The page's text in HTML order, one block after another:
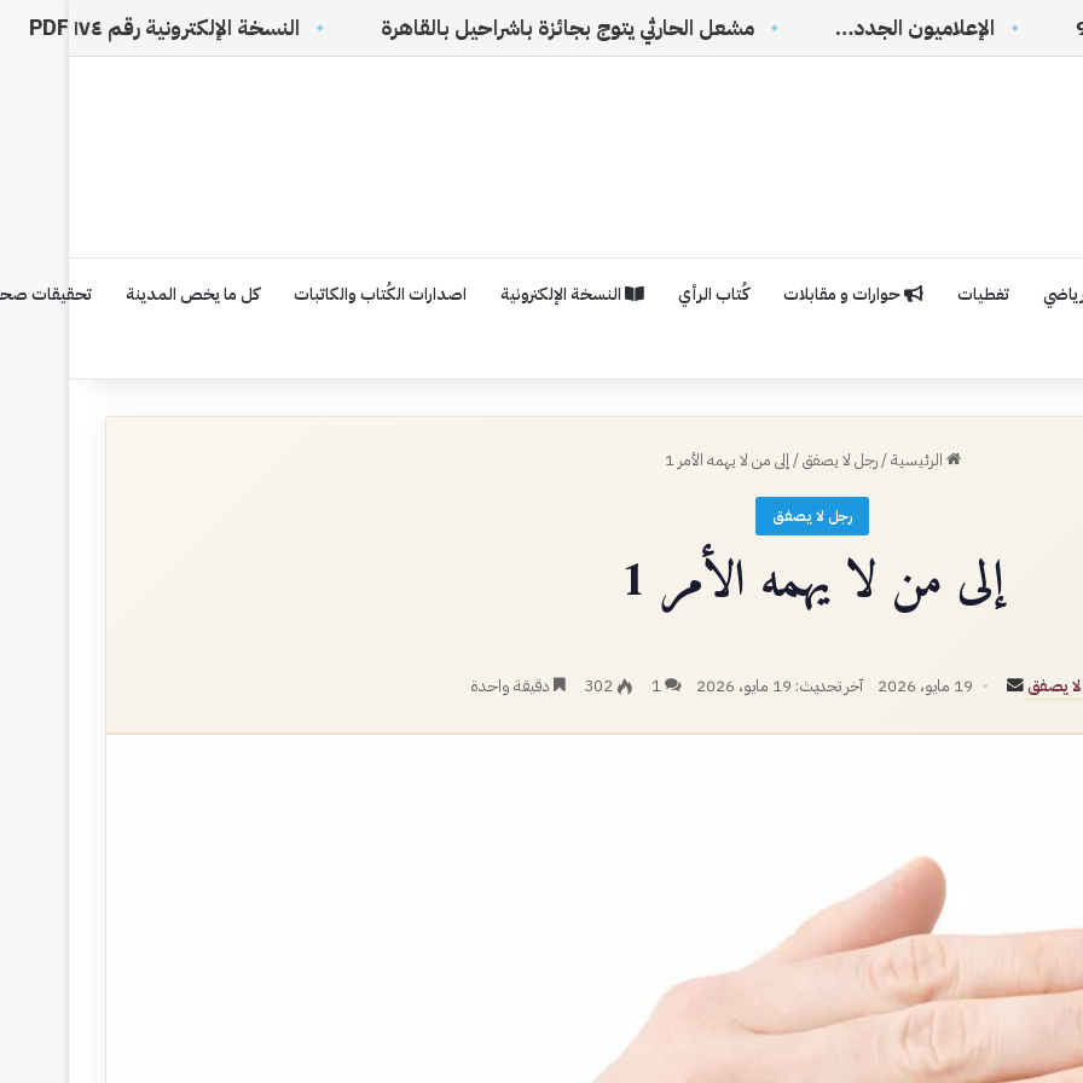
الجدد… النسخة الإلكترونية رقم ١٧٤ PDF في
تغطيات حوارات و مقابلات كُتاب الرأي النسخة الإلكترونية اصدارات الكُتاب والكاتبات كل ما يخص المدينة تحقيقات
الرئيسية/رجل لا يصفق/ إلى من لا يهمه الأمر 1
رجل لا يصفق
إلى من لا يهمه الأمر 1
يصفق
أرسل
إلكترونيا
19 مايو، 2026 آخر تحديث: 19 مايو، 2026 1
302 دقيقة واحدة